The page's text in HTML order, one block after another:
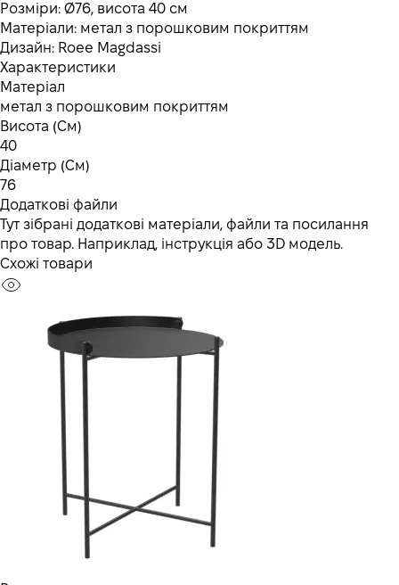
Розміри: Ø76, висота 40 см
Матеріали: метал з порошковим покриттям
Дизайн: Roee Magdassi
Характеристики
Матеріал
метал з порошковим покриттям
Висота (См)
40
Діаметр (См)
76
Додаткові файли
Тут зібрані додаткові матеріали, файли та посилання
про товар. Наприклад, інструкція або 3D модель.
Схожі товари